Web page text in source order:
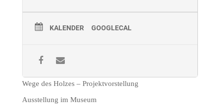
KALENDER GOOGLECAL
Wege des Holzes – Projektvorstellung
Ausstellung im Museum